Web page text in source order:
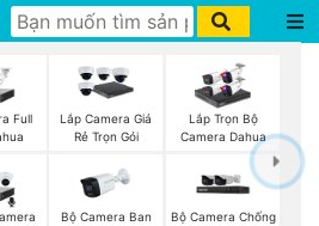
Full
Lắp Camera Giá
Rẻ Trọn Gói
Lắp Trọn Bộ
Camera Dahua
Bộ Camera Ban
Bộ Camera Chống